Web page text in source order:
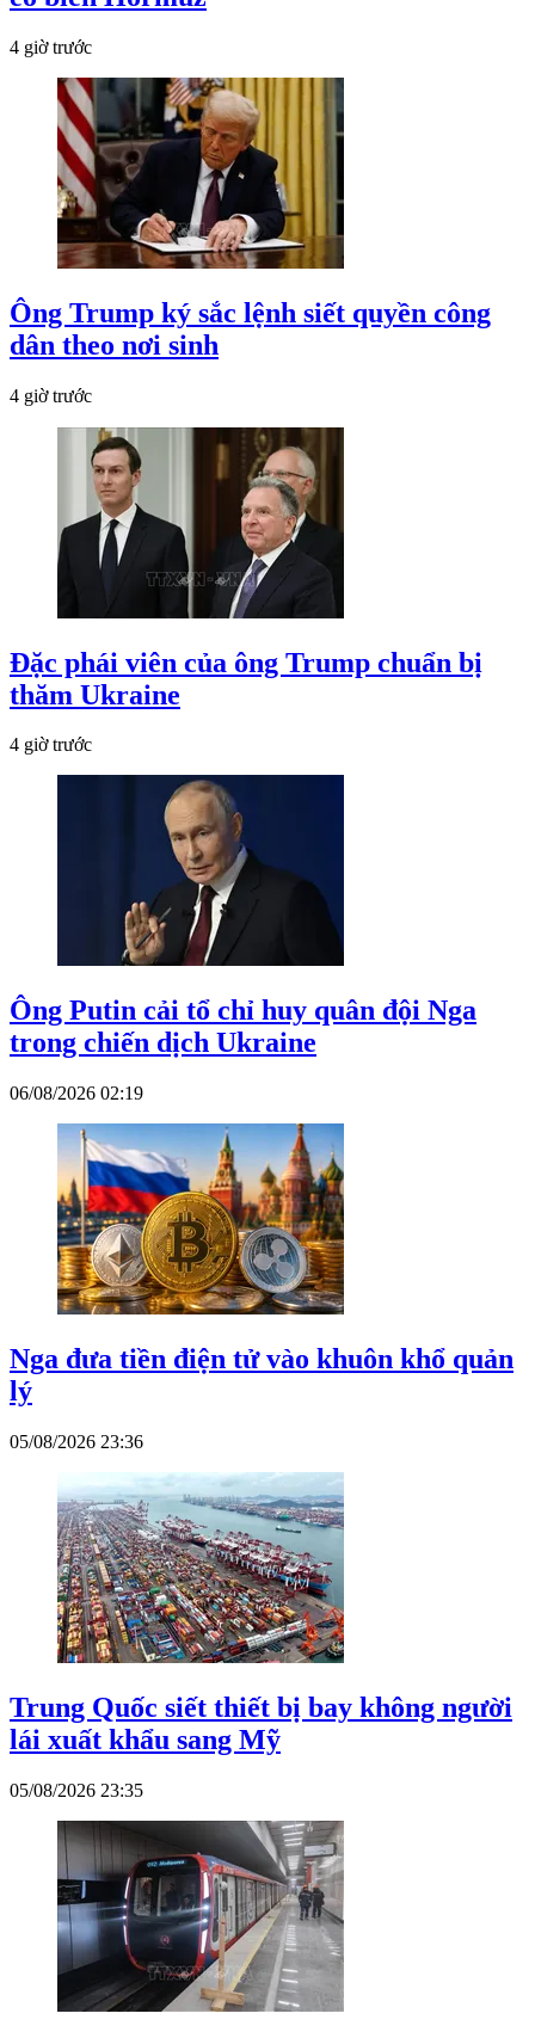
4 giờ trước
Ông Trump ký sắc lệnh siết quyền công
dân theo nơi sinh
4 giờ trước
Đặc phái viên của ông Trump chuẩn bị
thăm Ukraine
4 giờ trước
Ông Putin cải tổ chỉ huy quân đội Nga
trong chiến dịch Ukraine
06/08/2026 02:19
Nga đưa tiền điện tử vào khuôn khổ quản
lý
05/08/2026 23:36
Trung Quốc siết thiết bị bay không người
lái xuất khẩu sang Mỹ
05/08/2026 23:35